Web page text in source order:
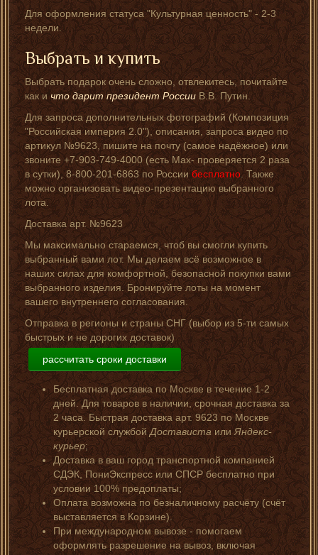
Для оформления статуса "Культурная ценность" - 2-3
недели.
Выбрать и купить
Выбрать подарок очень сложно, отвлекитесь, почитайте
как ичто дарит президент России В.В. Путин.
Для запроса дополнительных фотографий (Композиция
"Российская империя 2.0"), описания, запроса видео по
артикул №9623, пишите на почту (самое надёжное) или
звоните +7-903-749-4000 (есть Мах- проверяется 2 раза
в сутки), 8-800-201-6863 по Россиибесплатно. Также
можно организовать видео-презентацию выбранного
лота.
Доставка арт. №9623
Мы максимально стараемся, чтоб вы смогли купить
выбранный вами лот. Мы делаем всё возможное в
наших силах для комфортной, безопасной покупки вами
выбранного изделия. Бронируйте лоты на момент
вашего внутреннего согласования.
Отправка в регионы и страны СНГ (выбор из 5-ти самых
быстрых и не дорогих доставок)
рассчитать сроки доставки
Бесплатная доставка по Москве в течение 1-2
дней. Для товаров в наличии, срочная доставка за
2 часа. Быстрая доставка арт. 9623 по Москве
курьерской службой Достависта илиЯндекс-
курьер;
Доставка в ваш город транспортной компанией
СДЭК, ПониЭкспресс или СПСР бесплатно при
условии 100% предоплаты;
Оплата возможна по безналичному расчёту (счёт
выставляется в Корзине).
При международном вывозе - помогаем
оформлять разрешение на вывоз, включая